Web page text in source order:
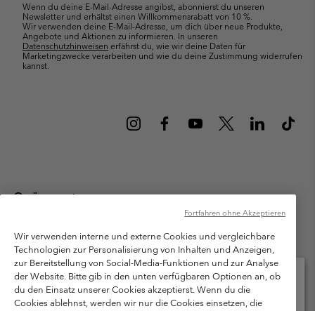
Wenn du deine E-Mail-Adresse angibst, abonnierst du unseren
Newsletter und erhältst einen Willkommensrabatt von 10 %.
Wir verwenden deine E-Mail-Adresse, um dich über neue Produkte,
Angebote und Aktionen zu informieren. In unseren
Datenschutzhinweisen erfährst du, wie wir deine Daten für
Marketingzwecke verarbeiten und wie du deine Zustimmung widerrufen
kannst.
Österreich
Columbia Sportswear Austria GmbH. Moosfeldstraße 1, 5101
Bergheim, Salzburg Österreich. Alle Rechte vorbehalten.
Nutzungsbedingungen
Allgemeine Verkaufsbedingungen
Garantie
Datenschutzerklärung
Bestimmungen und Bedingungen des Mitglieder Programms
Wir verwenden interne und externe Cookies und vergleichbare
Technologien zur Personalisierung von Inhalten und Anzeigen,
zur Bereitstellung von Social-Media-Funktionen und zur Analyse
der Website. Bitte gib in den unten verfügbaren Optionen an, ob
du den Einsatz unserer Cookies akzeptierst. Wenn du die
Cookies ablehnst, werden wir nur die Cookies einsetzen, die
Fortfahren ohne Akzeptieren
Bitte wählen Sie Ihr Lieferland und Ihre Sprache